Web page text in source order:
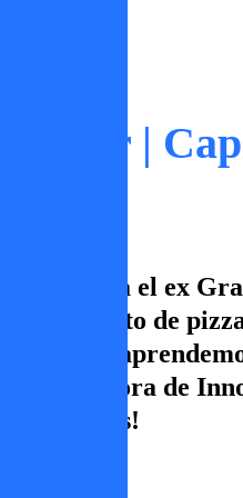
|
nos visita el ex
de
Además,
en Es Hora de
por más!